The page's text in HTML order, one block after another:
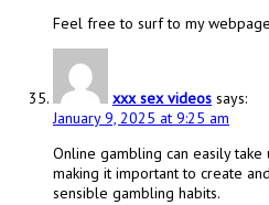
Feel free to surf to my
xxx sex videos says:
January 9, 2025 at 9:25 am
Online gambling can easily
making it important to create
sensible gambling habits.